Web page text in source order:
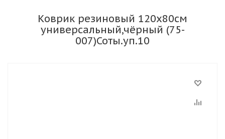
Коврик резиновый 120х80см
универсальный,чёрный (75-
007)Соты.уп.10